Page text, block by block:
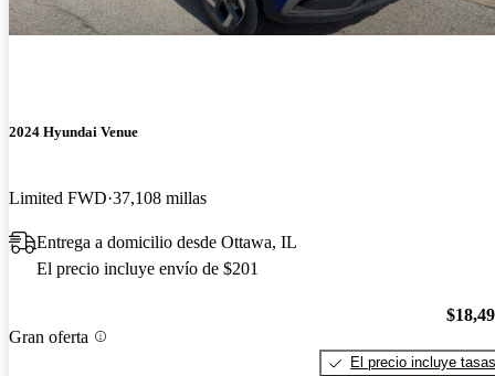
2024 Hyundai Venue
Limited FWD 37,108 millas
Entrega a domicilio desde Ottawa, IL
El precio incluye envío de $201
Gran oferta
El precio incluye tasas